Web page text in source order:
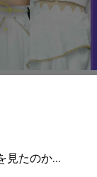
見たのか...